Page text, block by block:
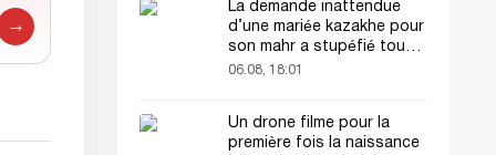
→
La demande inattendue
d’une mariée kazakhe pour
son mahr a stupéfié tout
le monde
06.08, 18:01
Un drone filme pour la
première fois la naissance